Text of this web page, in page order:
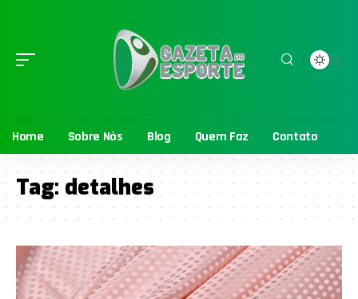
Home Sobre Nós Blog Quem Faz Contato
Tag: detalhes